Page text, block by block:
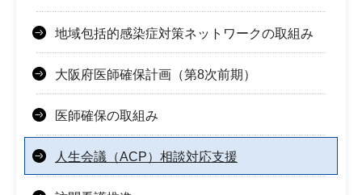
地域包括的感染症対策ネットワークの取組み
大阪府医師確保計画（第8次前期）
医師確保の取組み
人生会議（ACP）相談対応支援